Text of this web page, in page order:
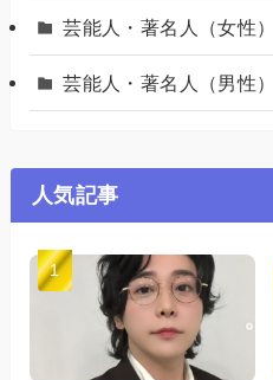
芸能人・著名人（女性）
芸能人・著名人（男性）
人気記事